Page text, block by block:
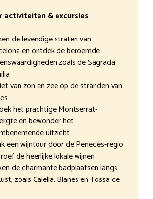
activiteiten & excursies
de levendige straten van
en ontdek de beroemde
zoals de Sagrada
van zon en zee op de stranden van
het prachtige Montserrat-
en bewonder het
uitzicht
een wijntour door de Penedès-regio
de heerlijke lokale wijnen
de charmante badplaatsen langs
zoals Calella, Blanes en Tossa de